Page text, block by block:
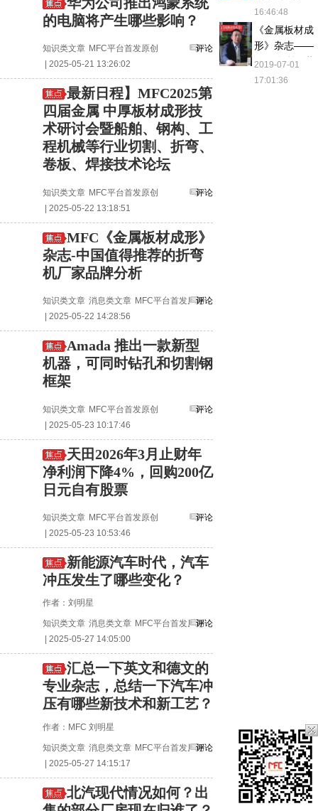
的电脑将产生哪些影响？
知识类文章 MFC平台首发原创
| 2025-05-21 13:26:02
评论
最新日程】MFC2025第
四届金属 中厚板材成形技
术研讨会暨船舶、钢构、工
程机械等行业切割、折弯、
卷板、焊接技术论坛
知识类文章 MFC平台首发原创
| 2025-05-22 13:18:51
评论
MFC《金属板材成形》
杂志-中国值得推荐的折弯
机厂家品牌分析
知识类文章 消息类文章 MFC平台首发原创
| 2025-05-22 14:28:56
评论
Amada 推出一款新型
机器，可同时钻孔和切割钢
框架
知识类文章 MFC平台首发原创
| 2025-05-23 10:17:46
评论
天田2026年3月止财年
净利润下降4%，回购200亿
日元自有股票
知识类文章 MFC平台首发原创
| 2025-05-23 10:53:46
评论
新能源汽车时代，汽车
冲压发生了哪些变化？
作者：刘明星
知识类文章 消息类文章 MFC平台首发原创
| 2025-05-27 14:05:00
评论
汇总一下英文和德文的
专业杂志，总结一下汽车冲
压有哪些新技术和新工艺？
作者：MFC 刘明星
知识类文章 消息类文章 MFC平台首发原创
| 2025-05-27 14:15:17
评论
北汽现代情况如何？出
16:46:48
《金属板材成
形》杂志——
2018年第四期
2019-07-01
17:01:36